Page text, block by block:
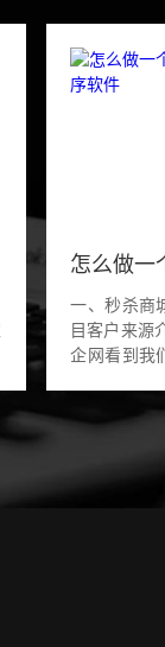
一、秒杀商
目客户来源介绍 老
企网看到我
程序的商城
包含了砍价